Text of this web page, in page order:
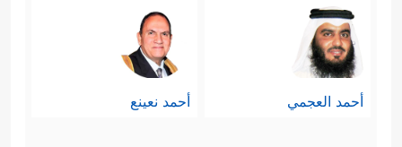
أحمد العجمي أحمد نعينع